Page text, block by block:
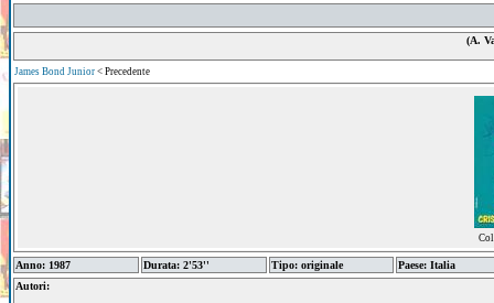
(A.
James Bond Junior < Precedente
Anno: 1987 Durata: 2'53'' Tipo: originale
Paese: Italia
Autori: